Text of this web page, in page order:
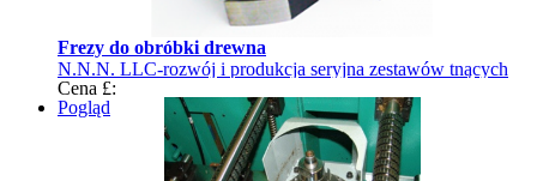
Frezy do obróbki drewna
N.N.N. LLC-rozwój i produkcja seryjna zestawów tnących
Cena £:
Pogląd